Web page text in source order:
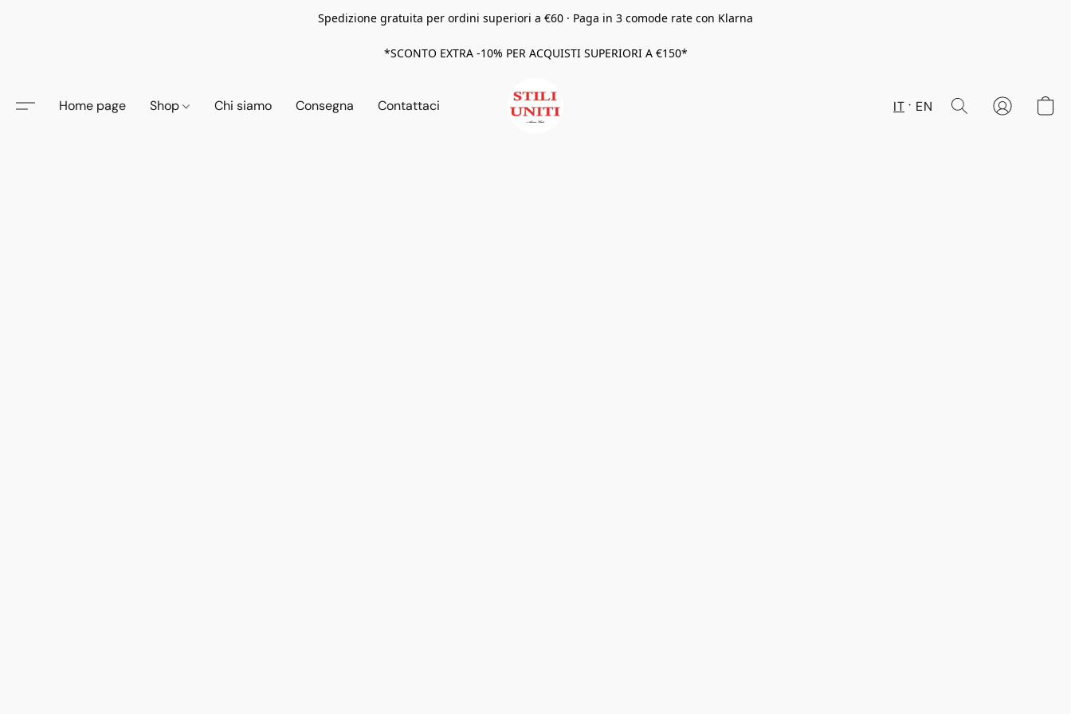
Spedizione gratuita per ordini superiori a €60 · Paga in 3 comode rate con Klarna
*SCONTO EXTRA -10% PER ACQUISTI SUPERIORI A €150*
Home page Shop Chi siamo Consegna Contattaci IT EN